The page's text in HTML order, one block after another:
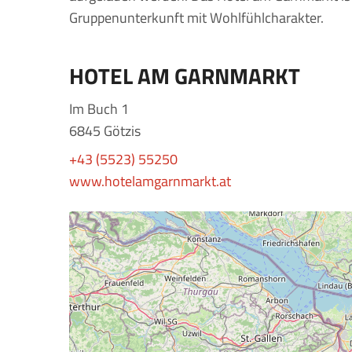
Gruppenunterkunft mit Wohlfühlcharakter.
HOTEL AM GARNMARKT
Im Buch 1
6845 Götzis
+43 (5523) 55250
www.hotelamgarnmarkt.at